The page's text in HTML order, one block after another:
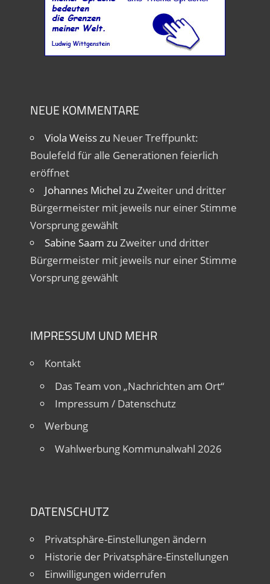
NEUE KOMMENTARE
Viola Weisszu Neuer Treffpunkt:
Boulefeld für alle Generationen feierlich
eröffnet
Johannes Michel zu Zweiter und dritter
Bürgermeister mit jeweils nur einer Stimme
Vorsprung gewählt
Sabine Saam zu Zweiter und dritter
Bürgermeister mit jeweils nur einer Stimme
Vorsprung gewählt
IMPRESSUM UND MEHR
Kontakt
Das Team von „Nachrichten am Ort“
Impressum / Datenschutz
Werbung
Wahlwerbung Kommunalwahl 2026
DATENSCHUTZ
Privatsphäre-Einstellungen ändern
Historie der Privatsphäre-Einstellungen
Einwilligungen widerrufen